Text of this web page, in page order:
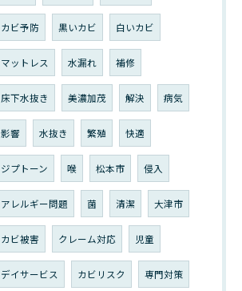
カビ予防 黒いカビ 白いカビ
マットレス 水漏れ 補修
床下水抜き 美濃加茂 解決 病気
影響 水抜き 繁殖 快適
ジプトーン 喉 松本市 侵入
アレルギー問題 菌 清潔 大津市
カビ被害 クレーム対応 児童
デイサービス カビリスク 専門対策